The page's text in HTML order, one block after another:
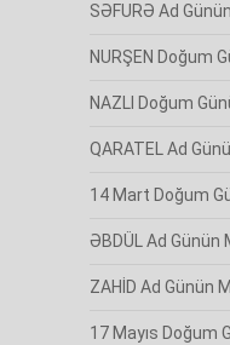
SƏFURƏ Ad
NURŞEN Doğum
NAZLI Doğum
QARATEL Ad
14 Mart Doğum
ƏBDÜL Ad Günün
ZAHİD Ad Günün
17 Mayıs Doğum